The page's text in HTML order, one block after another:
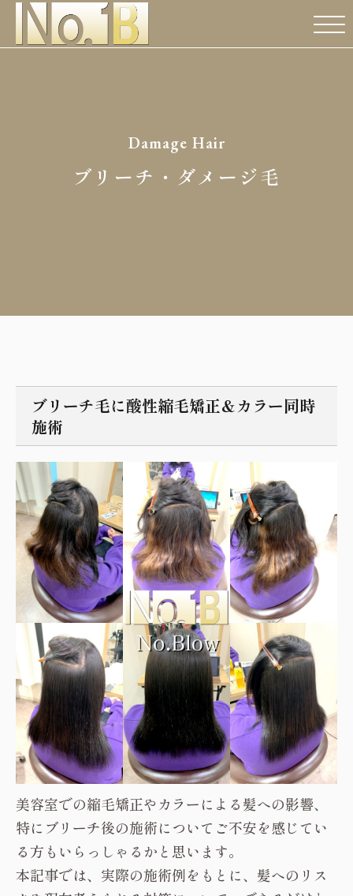
Damage Hair
ブリーチ・ダメージ毛
ブリーチ毛に酸性縮毛矯正＆カラー同時
施術
美容室での縮毛矯正やカラーによる髪への影響、
特にブリーチ後の施術についてご不安を感じてい
る方もいらっしゃるかと思います。
本記事では、実際の施術例をもとに、髪へのリス